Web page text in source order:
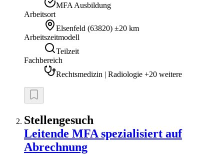
MFA Ausbildung
Arbeitsort
Elsenfeld (63820) ±20 km
Arbeitszeitmodell
Teilzeit
Fachbereich
Rechtsmedizin | Radiologie +20 weitere
Stellengesuch
Leitende MFA spezialisiert auf
Abrechnung